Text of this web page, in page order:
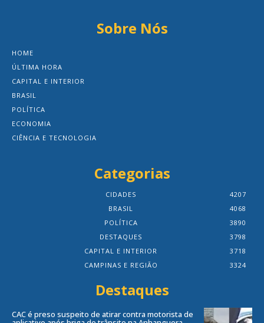
Sobre Nós
HOME
ÚLTIMA HORA
CAPITAL E INTERIOR
BRASIL
POLÍTICA
ECONOMIA
CIÊNCIA E TECNOLOGIA
Categorias
CIDADES
4207
BRASIL
4068
POLÍTICA
3890
DESTAQUES
3798
CAPITAL E INTERIOR
3718
CAMPINAS E REGIÃO
3324
Destaques
CAC é preso suspeito de atirar contra motorista de